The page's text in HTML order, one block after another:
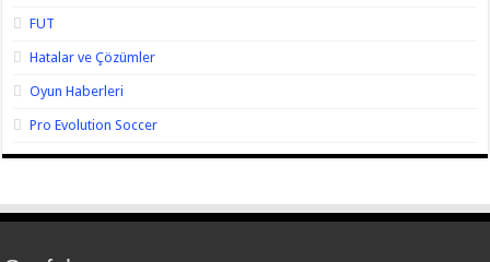
FUT
Hatalar ve Çözümler
Oyun Haberleri
Pro Evolution Soccer